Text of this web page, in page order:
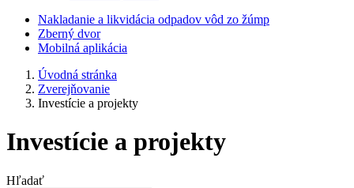
Nakladanie a likvidácia odpadov vôd zo žúmp
Zberný dvor
Mobilná aplikácia
Úvodná stránka
Zverejňovanie
Investície a projekty
Investície a projekty
Hľadať